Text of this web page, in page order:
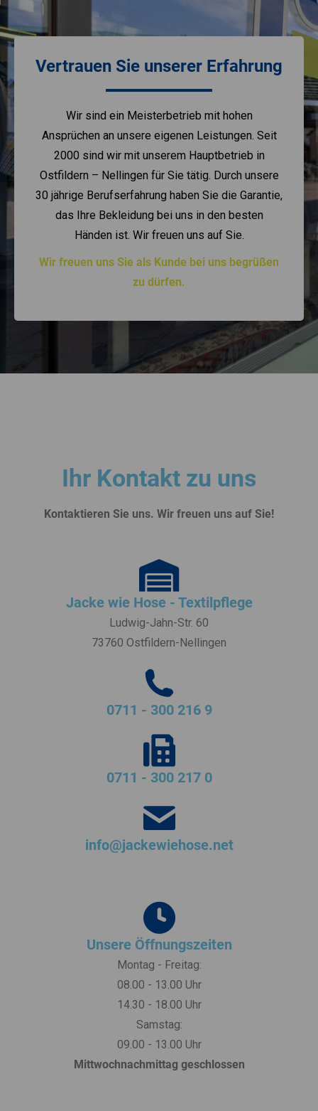
Vertrauen Sie unserer Erfahrung
Wir sind ein Meisterbetrieb mit hohen
Ansprüchen an unsere eigenen Leistungen. Seit
2000 sind wir mit unserem Hauptbetrieb in
Ostfildern – Nellingen für Sie tätig. Durch unsere
30 jährige Berufserfahrung haben Sie die Garantie,
das Ihre Bekleidung bei uns in den besten
Händen ist. Wir freuen uns auf Sie.
Wir freuen uns Sie als Kunde bei uns begrüßen
zu dürfen.
Ihr Kontakt zu uns
Kontaktieren Sie uns. Wir freuen uns auf Sie!
Jacke wie Hose - Textilpflege
Ludwig-Jahn-Str. 60
73760 Ostfildern-Nellingen
0711 - 300 216 9
0711 - 300 217 0
info@jackewiehose.net
Unsere Öffnungszeiten
Montag - Freitag:
08.00 - 13.00 Uhr
14.30 - 18.00 Uhr
Samstag:
09.00 - 13.00 Uhr
Mittwochnachmittag geschlossen